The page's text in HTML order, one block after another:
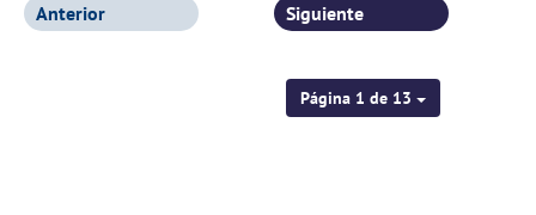
Página 1 de 13
Anterior Siguiente